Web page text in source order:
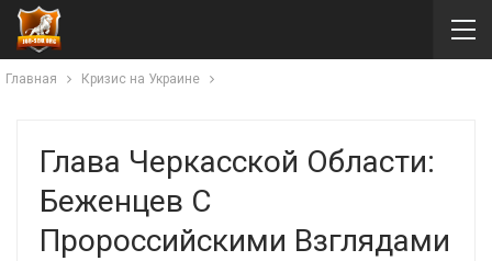
Главная Кризис на Украине
Глава Черкасской Области:
Беженцев С
Пророссийскими Взглядами